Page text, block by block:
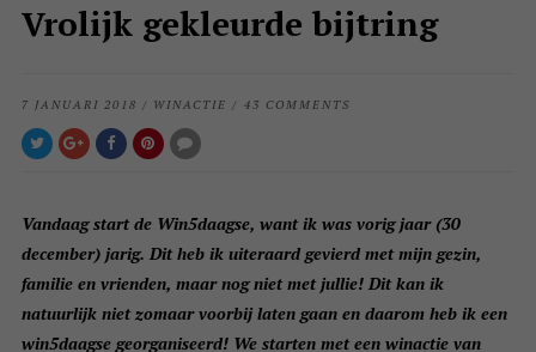
Vrolijk gekleurde bijtring
7 JANUARI 2018 / WINACTIE / 43 COMMENTS
Vandaag start de Win5daagse, want ik was vorig jaar (30
december) jarig. Dit heb ik uiteraard gevierd met mijn gezin,
familie en vrienden, maar nog niet met jullie! Dit kan ik
natuurlijk niet zomaar voorbij laten gaan en daarom heb ik een
win5daagse georganiseerd! We starten met een winactie van